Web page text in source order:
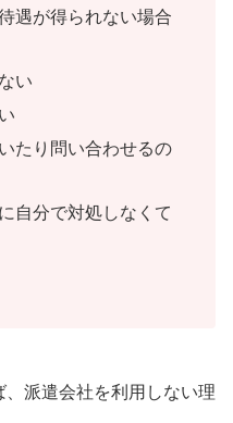
遇が得られない場合
い
たり問い合わせるの
自分で対処しなくて
派遣会社を利用しない理